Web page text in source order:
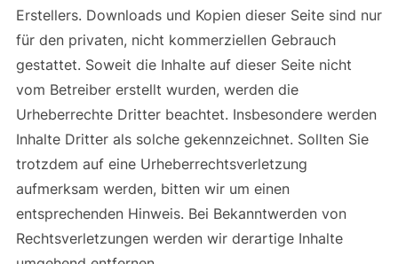
Erstellers. Downloads und Kopien dieser Seite sind nur
für den privaten, nicht kommerziellen Gebrauch
gestattet. Soweit die Inhalte auf dieser Seite nicht
vom Betreiber erstellt wurden, werden die
Urheberrechte Dritter beachtet. Insbesondere werden
Inhalte Dritter als solche gekennzeichnet. Sollten Sie
trotzdem auf eine Urheberrechtsverletzung
aufmerksam werden, bitten wir um einen
entsprechenden Hinweis. Bei Bekanntwerden von
Rechtsverletzungen werden wir derartige Inhalte